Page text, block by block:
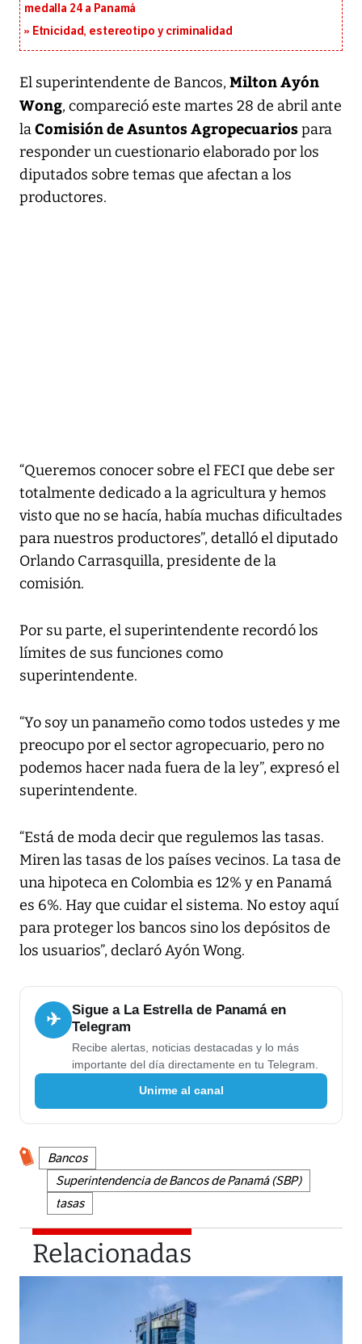
medalla 24 a Panamá
Etnicidad, estereotipo y criminalidad
El superintendente de Bancos, Milton Ayón
Wong, compareció este martes 28 de abril ante
laComisión de Asuntos Agropecuariospara
responder un cuestionario elaborado por los
diputados sobre temas que afectan a los
productores.
“Queremos conocer sobre el FECI que debe ser
totalmente dedicado a la agricultura y hemos
visto que no se hacía, había muchas dificultades
para nuestros productores”, detalló el diputado
Orlando Carrasquilla, presidente de la
comisión.
Por su parte, el superintendente recordó los
límites de sus funciones como
superintendente.
“Yo soy un panameño como todos ustedes y me
preocupo por el sector agropecuario, pero no
podemos hacer nada fuera de la ley”, expresó el
superintendente.
“Está de moda decir que regulemos las tasas.
Miren las tasas de los países vecinos. La tasa de
una hipoteca en Colombia es 12% y en Panamá
es 6%. Hay que cuidar el sistema. No estoy aquí
para proteger los bancos sino los depósitos de
los usuarios”, declaró Ayón Wong.
✈
Sigue a La Estrella de Panamá en
Telegram
Recibe alertas, noticias destacadas y lo más
importante del día directamente en tu Telegram.
Unirme al canal
Bancos
Superintendencia de Bancos de Panamá (SBP)
tasas
Relacionadas